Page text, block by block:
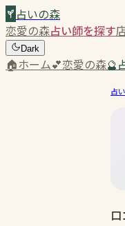
占いの森
恋愛の森占い師を探す
Dark
🏠ホーム💕恋愛の森🔮
占
口